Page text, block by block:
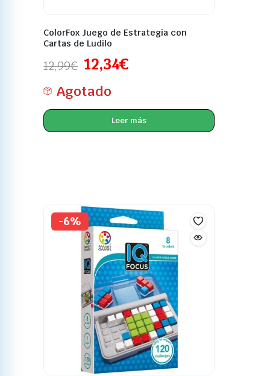
ColorFox Juego de Estrategia con
Cartas de Ludilo
12,99€ 12,34€
Agotado
Leer más
-6%